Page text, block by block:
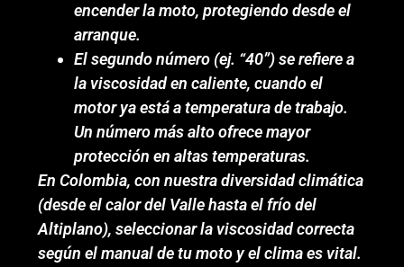
encender la moto, protegiendo desde el
arranque.
El segundo número (ej. “40”) se refiere a
la viscosidad en caliente, cuando el
motor ya está a temperatura de trabajo.
Un número más alto ofrece mayor
protección en altas temperaturas.
En Colombia, con nuestra diversidad climática
(desde el calor del Valle hasta el frío del
Altiplano), seleccionar la viscosidad correcta
según el manual de tu moto y el clima es vital.